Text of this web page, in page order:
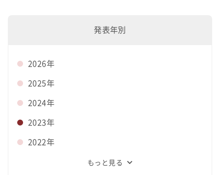
発表年別
2026年
2025年
2024年
2023年
2022年
もっと見る